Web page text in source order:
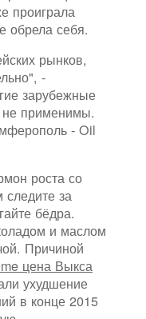
проиграла
обрела себя.
рынков,
-
зарубежные
применимы.
- Oil
роста со
следите за
бёдра.
и маслом
Причиной
цена Выкса
ухудшение
в конце 2015